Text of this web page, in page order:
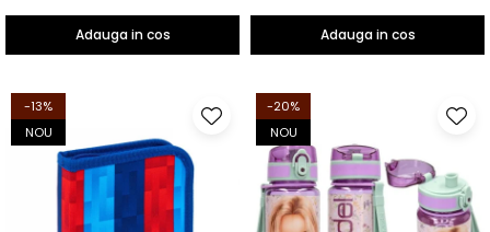
Adauga in cos Adauga in cos
-13%
NOU
-20%
NOU